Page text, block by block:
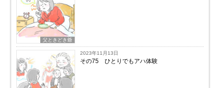
父ときどき爺
2023年11月13日
その75 ひとりでもアハ体験